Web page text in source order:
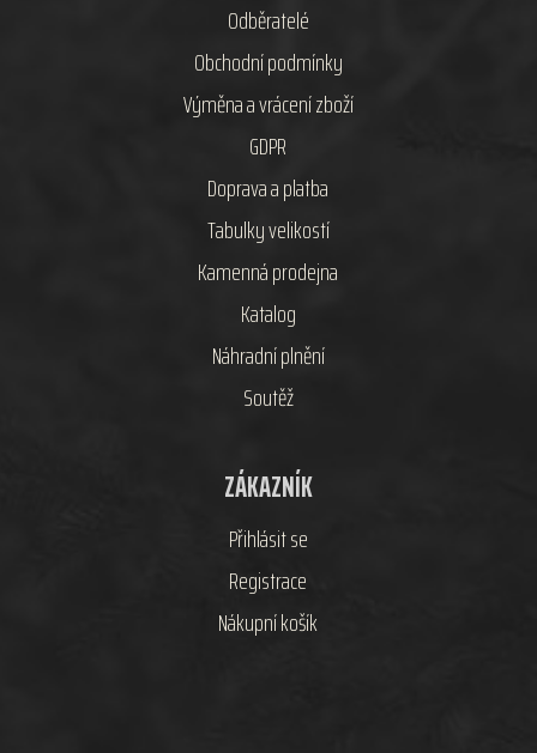
Odběratelé
Obchodní podmínky
Výměna a vrácení zboží
GDPR
Doprava a platba
Tabulky velikostí
Kamenná prodejna
Katalog
Náhradní plnění
Soutěž
ZÁKAZNÍK
Přihlásit se
Registrace
Nákupní košík